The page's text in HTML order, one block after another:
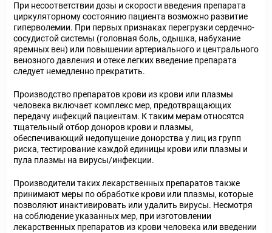
При несоответствии дозы и скорости введения препарата
циркуляторному состоянию пациента возможно развитие
гиперволемии. При первых признаках перегрузки сердечно-
сосудистой системы (головная боль, одышка, набухание
яремных вен) или повышении артериального и центрального
венозного давления и отеке легких введение препарата
следует немедленно прекратить.
Производство препаратов крови из крови или плазмы
человека включает комплекс мер, предотвращающих
передачу инфекций пациентам. К таким мерам относятся
тщательный отбор доноров крови и плазмы,
обеспечивающий недопущение донорства у лиц из групп
риска, тестирование каждой единицы крови или плазмы и
пула плазмы на вирусы/инфекции.
Производители таких лекарственных препаратов также
принимают меры по обработке крови или плазмы, которые
позволяют инактивировать или удалить вирусы. Несмотря
на соблюдение указанных мер, при изготовлении
лекарственных препаратов из крови человека или введении